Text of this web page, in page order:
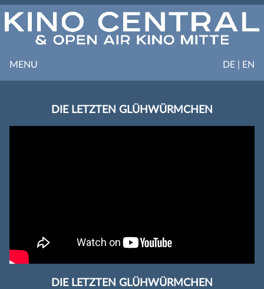
DE | EN
MENU
DIE LETZTEN GLÜHWÜRMCHEN
DIE LETZTEN GLÜHWÜRMCHEN